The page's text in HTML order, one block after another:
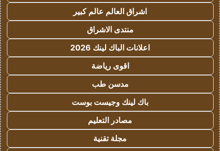
اشراق العالم عالم كبير
منتدى الاشراق
اعلانات الباك لينك 2026
اقوى رياضة
مدسن طب
باك لينك وجيست بوست
مصادر التعليم
مجلة تقنية